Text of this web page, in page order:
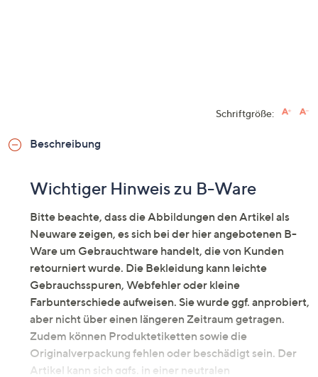
Schriftgröße:
Beschreibung
Wichtiger Hinweis zu B-Ware
Bitte beachte, dass die Abbildungen den Artikel als
Neuware zeigen, es sich bei der hier angebotenen B-
Ware um Gebrauchtware handelt, die von Kunden
retourniert wurde. Die Bekleidung kann leichte
Gebrauchsspuren, Webfehler oder kleine
Farbunterschiede aufweisen. Sie wurde ggf. anprobiert,
aber nicht über einen längeren Zeitraum getragen.
Zudem können Produktetiketten sowie die
Originalverpackung fehlen oder beschädigt sein. Der
Artikel kann sich ggfs. in einer neutralen